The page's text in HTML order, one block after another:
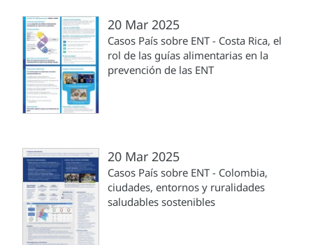
20 Mar 2025
Casos País sobre ENT - Costa Rica, el
rol de las guías alimentarias en la
prevención de las ENT
20 Mar 2025
Casos País sobre ENT - Colombia,
ciudades, entornos y ruralidades
saludables sostenibles